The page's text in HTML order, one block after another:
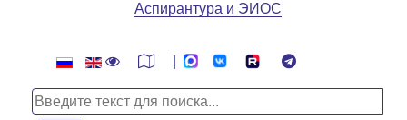
Аспирантура и ЭИОС